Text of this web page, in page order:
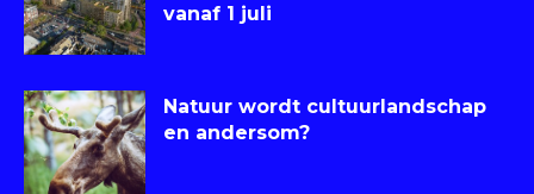
vanaf 1 juli
Natuur wordt cultuurlandschap
en andersom?